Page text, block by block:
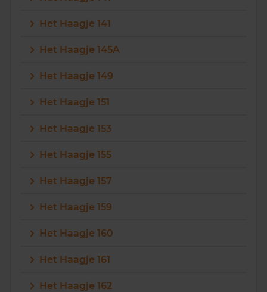
Het Haagje 141
Het Haagje 145A
Het Haagje 149
Het Haagje 151
Het Haagje 153
Het Haagje 155
Het Haagje 157
Het Haagje 159
Het Haagje 160
Het Haagje 161
Het Haagje 162